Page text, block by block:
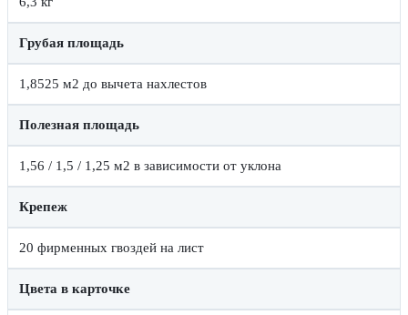
Грубая площадь
1,8525 м2 до вычета нахлестов
Полезная площадь
1,56 / 1,5 / 1,25 м2 в зависимости от уклона
Крепеж
20 фирменных гвоздей на лист
Цвета в карточке